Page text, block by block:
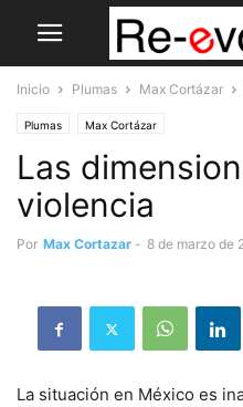
Inicio Plumas Max Cortázar
Plumas Max Cortázar
Las
violencia
Por Max Cortazar - 8 de marzo de
La situación en México es